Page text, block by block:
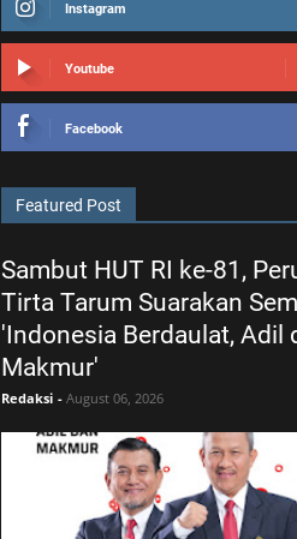
Instagram
Youtube
Facebook
Featured Post
Sambut HUT RI ke-81,
Tirta Tarum Suarakan
'Indonesia Berdaulat, Adil
Makmur'
Redaksi - August 06, 2026